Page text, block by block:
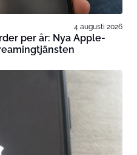
4 augusti 2026
per år: Nya Apple-